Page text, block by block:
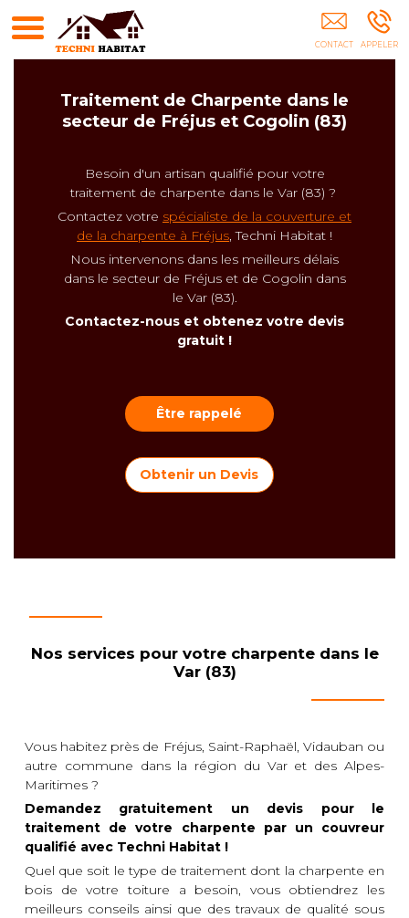
Traitement de Charpente dans le
secteur de Fréjus et Cogolin (83)
Besoin d'un artisan qualifié pour votre
traitement de charpente dans le Var (83) ?
Contactez votre spécialiste de la couverture et
de la charpente à Fréjus, Techni Habitat !
Nous intervenons dans les meilleurs délais
dans le secteur de Fréjus et de Cogolin dans
le Var (83).
Contactez-nous et obtenez votre devis
gratuit !
Être rappelé
Obtenir un Devis
Nos services pour votre charpente dans le
Var (83)
Vous habitez près de Fréjus, Saint-Raphaël, Vidauban ou
autre commune dans la région du Var et des Alpes-
Maritimes ?
Demandez gratuitement un devis pour le
traitement de votre charpente par un couvreur
qualifié avec Techni Habitat !
Quel que soit le type de traitement dont la charpente en
bois de votre toiture a besoin, vous obtiendrez les
meilleurs conseils ainsi que des travaux de qualité sous